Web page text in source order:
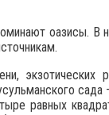
оазисы. В
равных